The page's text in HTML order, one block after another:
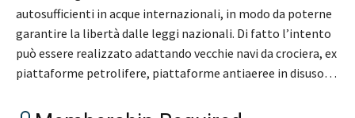
autosufficienti in acque internazionali, in modo da poterne
garantire la libertà dalle leggi nazionali. Di fatto l’intento
può essere realizzato adattando vecchie navi da crociera, ex
piattaforme petrolifere, piattaforme antiaeree in disuso…